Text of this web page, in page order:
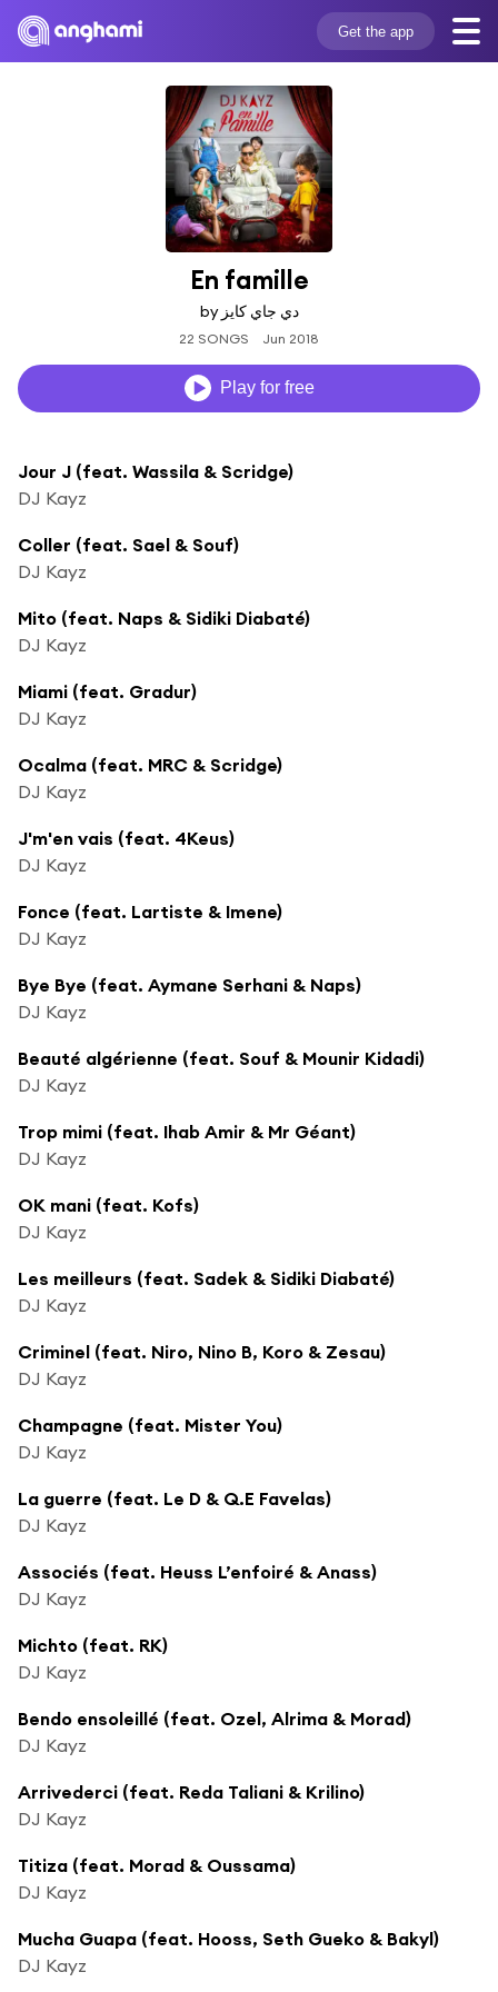
Get the app
En famille
by دي جاي كايز
22 SONGS Jun 2018
Play for free
Jour J (feat. Wassila & Scridge)
DJ Kayz
Coller (feat. Sael & Souf)
DJ Kayz
Mito (feat. Naps & Sidiki Diabaté)
DJ Kayz
Miami (feat. Gradur)
DJ Kayz
Ocalma (feat. MRC & Scridge)
DJ Kayz
J'm'en vais (feat. 4Keus)
DJ Kayz
Fonce (feat. Lartiste & Imene)
DJ Kayz
Bye Bye (feat. Aymane Serhani & Naps)
DJ Kayz
Beauté algérienne (feat. Souf & Mounir Kidadi)
DJ Kayz
Trop mimi (feat. Ihab Amir & Mr Géant)
DJ Kayz
OK mani (feat. Kofs)
DJ Kayz
Les meilleurs (feat. Sadek & Sidiki Diabaté)
DJ Kayz
Criminel (feat. Niro, Nino B, Koro & Zesau)
DJ Kayz
Champagne (feat. Mister You)
DJ Kayz
La guerre (feat. Le D & Q.E Favelas)
DJ Kayz
Associés (feat. Heuss L’enfoiré & Anass)
DJ Kayz
Michto (feat. RK)
DJ Kayz
Bendo ensoleillé (feat. Ozel, Alrima & Morad)
DJ Kayz
Arrivederci (feat. Reda Taliani & Krilino)
DJ Kayz
Titiza (feat. Morad & Oussama)
DJ Kayz
Mucha Guapa (feat. Hooss, Seth Gueko & Bakyl)
DJ Kayz